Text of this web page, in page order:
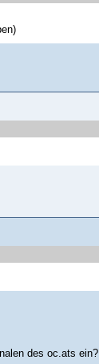
des oc.ats ein?